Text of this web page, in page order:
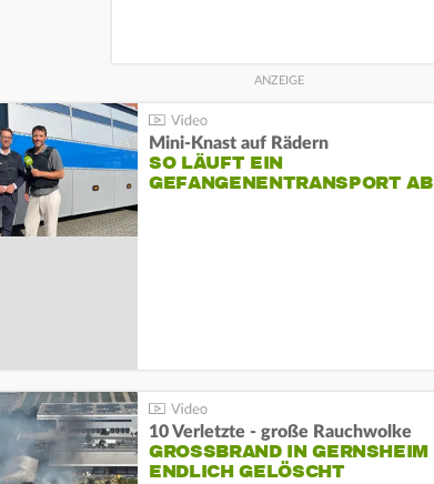
Mini-Knast auf Rädern
SO LÄUFT EIN
GEFANGENENTRANSPORT AB
10 Verletzte - große Rauchwolke
GROSSBRAND IN GERNSHEIM E
NDLICH GELÖSCHT